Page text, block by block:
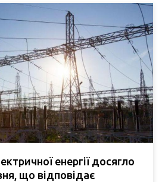
енергії досягло
що відповідає